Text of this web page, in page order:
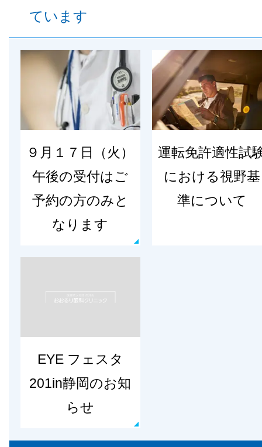
ています
９月１７日（火）
午後の受付はご
予約の方のみと
なります
運転免許適性試
における視野基
準について
EYE フェスタ
201in静岡のお知
らせ